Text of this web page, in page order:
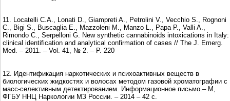
11. Locatelli C.A., Lonati D., Giampreti A., Petrolini V., Vecchio S., Rognoni
C., Bigi S., Buscaglia E., Mazzoleni M., Manzo L., Papa P., Valli A.,
Rimondo C., Serpelloni G. New synthetic cannabinoids intoxications in Italy:
clinical identification and analytical confirmation of cases // The J. Emerg.
Med. – 2011. – Vol. 41, № 2. – P. 220
12. Идентификация наркотических и психоактивных веществ в
биологических жидкостях и волосах методом газовой хроматографии с
масс-селективным детектированием. Информационное письмо.– М,
ФГБУ ННЦ Наркологии МЗ России. – 2014 – 42 с.